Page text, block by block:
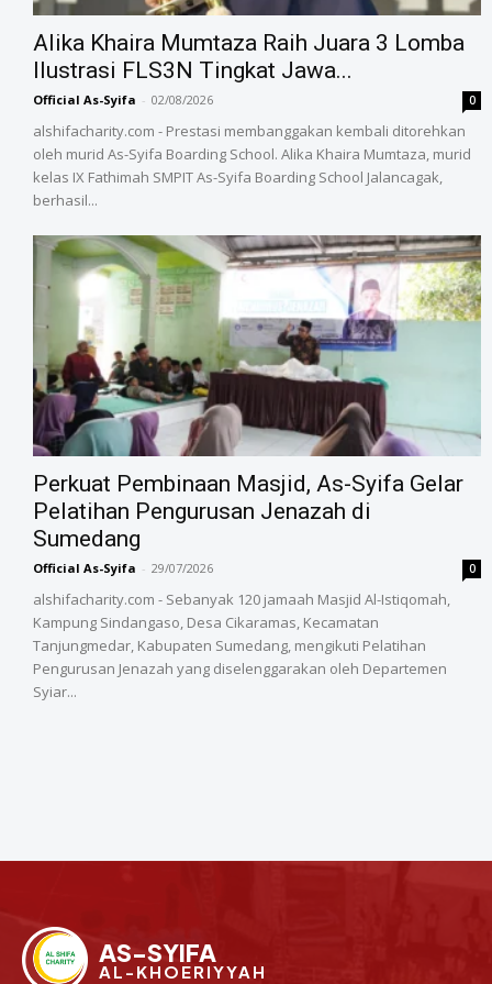
Alika Khaira Mumtaza Raih Juara 3 Lomba
Ilustrasi FLS3N Tingkat Jawa...
Official As-Syifa - 02/08/2026 0
alshifacharity.com - Prestasi membanggakan kembali ditorehkan
oleh murid As-Syifa Boarding School. Alika Khaira Mumtaza, murid
kelas IX Fathimah SMPIT As-Syifa Boarding School Jalancagak,
berhasil...
‎Perkuat Pembinaan Masjid, As-Syifa Gelar
Pelatihan Pengurusan Jenazah di
Sumedang
Official As-Syifa - 29/07/2026 0
alshifacharity.com - Sebanyak 120 jamaah Masjid Al-Istiqomah,
Kampung Sindangaso, Desa Cikaramas, Kecamatan
Tanjungmedar, Kabupaten Sumedang, mengikuti Pelatihan
Pengurusan Jenazah yang diselenggarakan oleh Departemen
Syiar...
AS-SYIFA
AL-KHOERIYYAH